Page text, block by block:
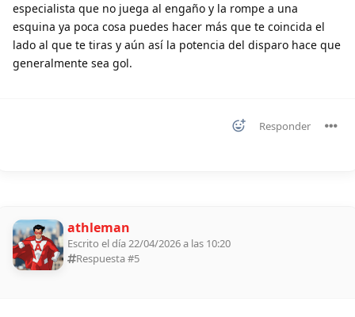
especialista que no juega al engaño y la rompe a una
esquina ya poca cosa puedes hacer más que te coincida el
lado al que te tiras y aún así la potencia del disparo hace que
generalmente sea gol.
Responder
athleman
Escrito el día 22/04/2026 a las 10:20
Respuesta #5